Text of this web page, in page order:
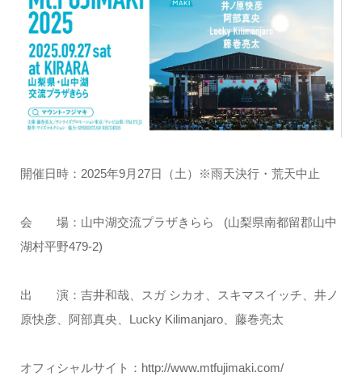
開催日時：2025年9月27日（土）※雨天決行・荒天中止
会 場：山中湖交流プラザきらら (山梨県南都留郡山中
湖村平野479-2)
出 演：吉井和哉、スガ シカオ、スキマスイッチ、井ノ
原快彦、阿部真央、Lucky Kilimanjaro、藤巻亮太
オフィシャルサイト：http://www.mtfujimaki.com/